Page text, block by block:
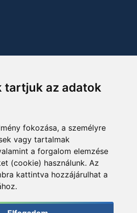
tartjuk az adatok
fokozása, a személyre
vagy tartalmak
a forgalom elemzése
(cookie) használunk. Az
kattintva hozzájárulhat a